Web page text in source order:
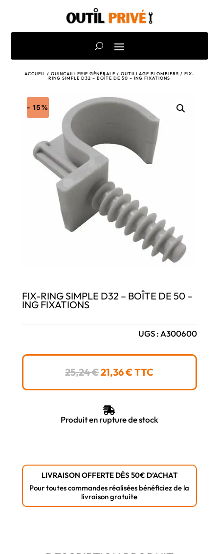
ACCUEIL /QUINCAILLERIE GÉNÉRALE /OUTILLAGE PLOMBIERS / FIX-
RING SIMPLE D32 – BOÎTE DE 50 – ING FIXATIONS
- 15%
FIX-RING SIMPLE D32 – BOÎTE DE 50 –
ING FIXATIONS
UGS : A300600
25,24€LE
ÉTAIT :
25,24 €.
21,36€LE
21,36 €.
TTC

Produit en rupture de stock
LIVRAISON OFFERTE DÈS 50€ D’ACHAT
Pour toutes commandes réalisées bénéficiez de la
livraison gratuite